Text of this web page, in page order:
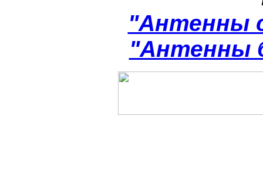
"Антенны
"Антенны